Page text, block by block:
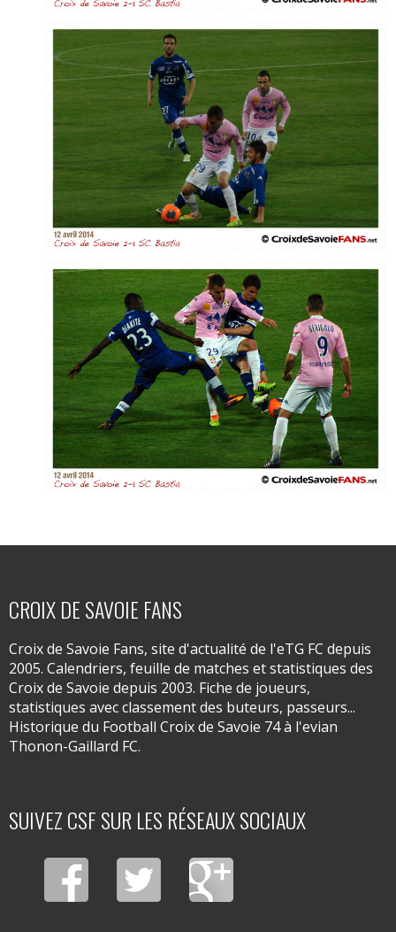
CROIX DE SAVOIE FANS
Croix de Savoie Fans, site d'actualité de l'eTG FC depuis
2005. Calendriers, feuille de matches et statistiques des
Croix de Savoie depuis 2003. Fiche de joueurs,
statistiques avec classement des buteurs, passeurs...
Historique du Football Croix de Savoie 74 à l'evian
Thonon-Gaillard FC.
SUIVEZ CSF SUR LES RÉSEAUX SOCIAUX